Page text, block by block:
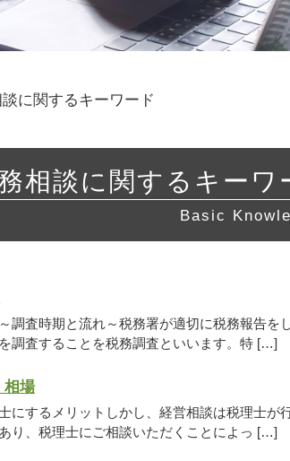
に関するキーワード
相談に関するキーワ
Basic
調査時期と流れ～税務署が適切に税務報告を
調査することを税務調査といいます。特 […]
相場
にするメリットしかし、経営相談は税理士が
り、税理士にご相談いただくことによっ […]